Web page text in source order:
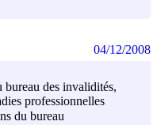
des invalidités,
professionnelles
du bureau
04/12/2008